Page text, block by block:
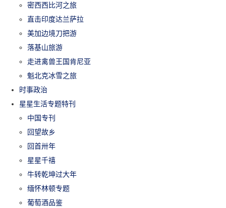
密西西比河之旅
直击印度达兰萨拉
美加边境刀把游
落基山旅游
走进禽兽王国肯尼亚
魁北克冰雪之旅
时事政治
星星生活专题特刊
中国专刊
回望故乡
回首卅年
星星千禧
牛转乾坤过大年
缅怀林顿专题
葡萄酒品鉴